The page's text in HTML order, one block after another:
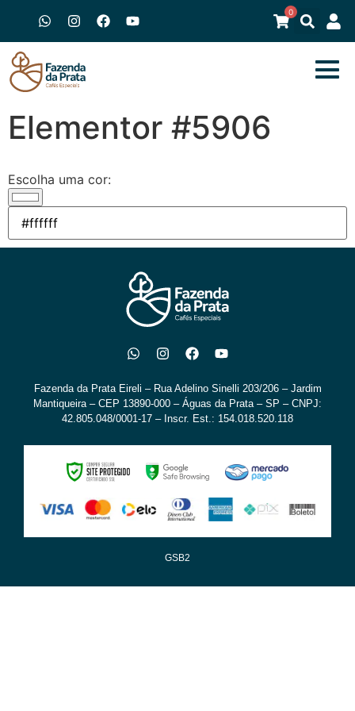
0
Elementor #5906
Escolha uma cor:
Fazenda da Prata Eireli – Rua Adelino Sinelli 203/206 – Jardim
Mantiqueira – CEP 13890-000 – Águas da Prata – SP – CNPJ:
42.805.048/0001-17 – Inscr. Est.: 154.018.520.118
GSB2